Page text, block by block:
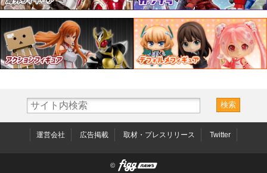
運営会社 広告掲載 取材・プレスリリース Twitter
©